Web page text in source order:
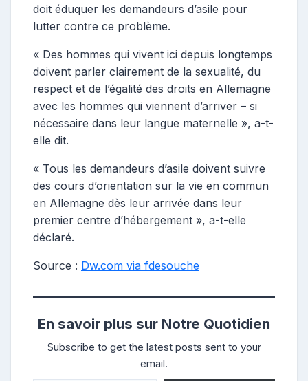
doit éduquer les demandeurs d’asile pour
lutter contre ce problème.
« Des hommes qui vivent ici depuis longtemps
doivent parler clairement de la sexualité, du
respect et de l’égalité des droits en Allemagne
avec les hommes qui viennent d’arriver – si
nécessaire dans leur langue maternelle », a-t-
elle dit.
« Tous les demandeurs d’asile doivent suivre
des cours d’orientation sur la vie en commun
en Allemagne dès leur arrivée dans leur
premier centre d’hébergement », a-t-elle
déclaré.
Source : Dw.com via fdesouche
En savoir plus sur Notre Quotidien
Subscribe to get the latest posts sent to your
email.